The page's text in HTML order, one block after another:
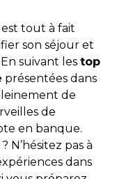
est tout à fait
son séjour et
suivant les top
présentées dans
de
de
en banque.
N’hésitez pas à
dans